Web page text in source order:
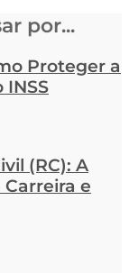
por...
Proteger a
(RC): A
e